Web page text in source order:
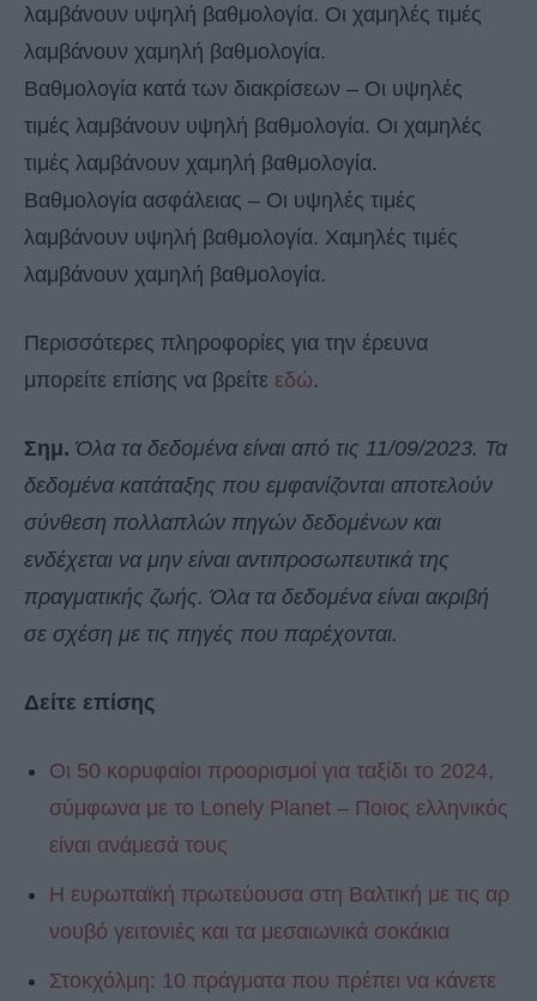
λαμβάνουν υψηλή βαθμολογία. Οι χαμηλές τιμές
λαμβάνουν χαμηλή βαθμολογία.
Βαθμολογία κατά των διακρίσεων – Οι υψηλές
τιμές λαμβάνουν υψηλή βαθμολογία. Οι χαμηλές
τιμές λαμβάνουν χαμηλή βαθμολογία.
Βαθμολογία ασφάλειας – Οι υψηλές τιμές
λαμβάνουν υψηλή βαθμολογία. Χαμηλές τιμές
λαμβάνουν χαμηλή βαθμολογία.
Περισσότερες πληροφορίες για την έρευνα
μπορείτε επίσης να βρείτε εδώ.
Σημ. Όλα τα δεδομένα είναι από τις 11/09/2023. Τα
δεδομένα κατάταξης που εμφανίζονται αποτελούν
σύνθεση πολλαπλών πηγών δεδομένων και
ενδέχεται να μην είναι αντιπροσωπευτικά της
πραγματικής ζωής. Όλα τα δεδομένα είναι ακριβή
σε σχέση με τις πηγές που παρέχονται.
Δείτε επίσης
Οι 50 κορυφαίοι προορισμοί για ταξίδι το 2024,
σύμφωνα με το Lonely Planet – Ποιος ελληνικός
είναι ανάμεσά τους
Η ευρωπαϊκή πρωτεύουσα στη Βαλτική με τις αρ
νουβό γειτονιές και τα μεσαιωνικά σοκάκια
Στοκχόλμη: 10 πράγματα που πρέπει να κάνετε